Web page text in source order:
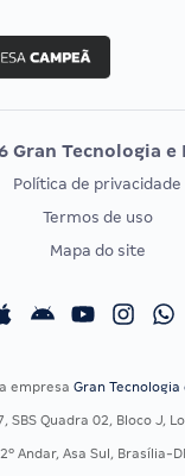
Vunesp
EXAME
Gran Tecnologia e
Política de privacidade
Termos de uso
Mapa do site
empresa Gran Tecnologia
SBS Quadra 02, Bloco J,
Andar, Asa Sul, Brasília-